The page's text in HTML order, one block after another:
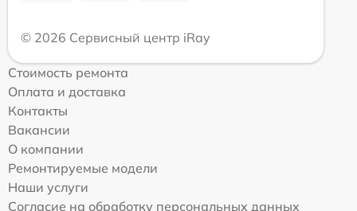
© 2026 Сервисный центр iRay
Стоимость ремонта
Оплата и доставка
Контакты
Вакансии
О компании
Ремонтируемые модели
Наши услуги
Согласие на обработку персональных данных